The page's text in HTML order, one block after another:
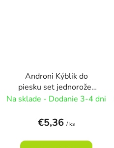
Androni Kýblik do
piesku set jednorožec
6ks 28cm
Na sklade - Dodanie 3-4 dni
€5,36 / ks